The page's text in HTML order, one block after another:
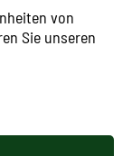
von
Sie unseren